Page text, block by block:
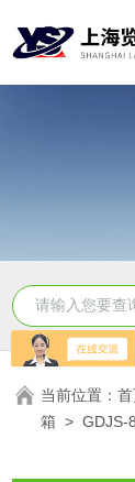
当前位置：
箱 >GDJS-